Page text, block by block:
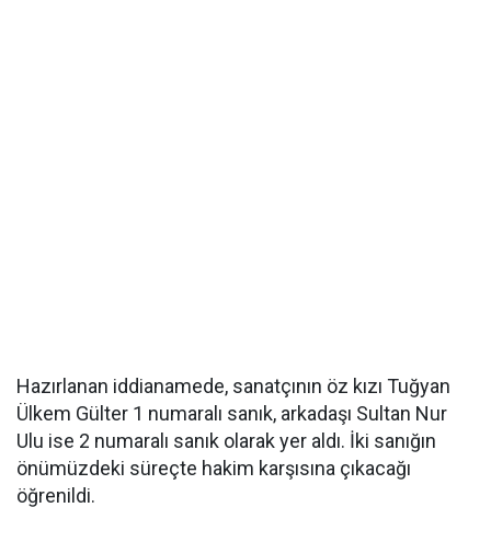
Hazırlanan iddianamede, sanatçının öz kızı Tuğyan
Ülkem Gülter 1 numaralı sanık, arkadaşı Sultan Nur
Ulu ise 2 numaralı sanık olarak yer aldı. İki sanığın
önümüzdeki süreçte hakim karşısına çıkacağı
öğrenildi.